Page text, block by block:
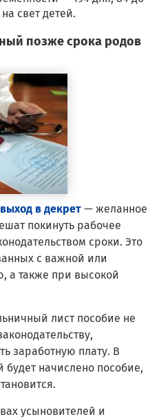
свет детей.
позже срока родов
выход в декрет — желанное
покинуть рабочее
сроки. Это
с важной или
а также при высокой
лист пособие не
заработную плату. В
начислено пособие,
усыновителей и